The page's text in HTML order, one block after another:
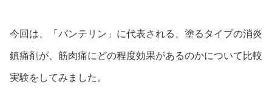
今回は、「バンテリン」に代表される、塗るタイプの消炎
鎮痛剤が、筋肉痛にどの程度効果があるのかについて比較
実験をしてみました。